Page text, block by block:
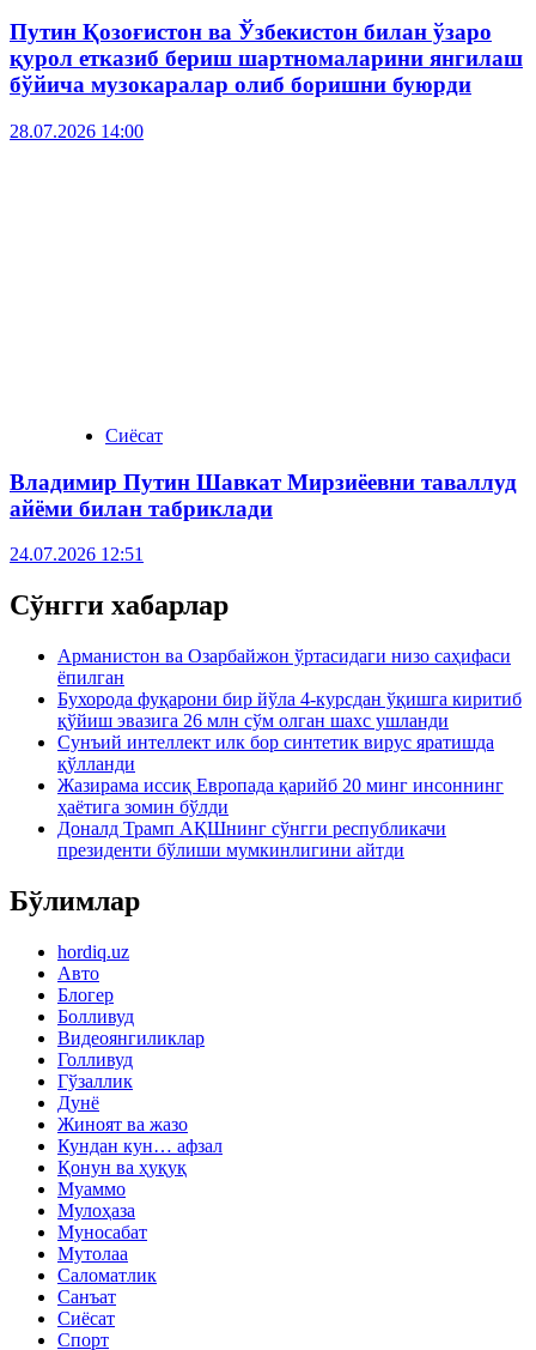
Путин Қозоғистон ва Ўзбекистон билан ўзаро
қурол етказиб бериш шартномаларини янгилаш
бўйича музокаралар олиб боришни буюрди
28.07.2026 14:00
Сиёсат
Владимир Путин Шавкат Мирзиёевни таваллуд
айёми билан табриклади
24.07.2026 12:51
Сўнгги хабарлар
Арманистон ва Озарбайжон ўртасидаги низо саҳифаси
ёпилган
Бухорода фуқарони бир йўла 4-курсдан ўқишга киритиб
қўйиш эвазига 26 млн сўм олган шахс ушланди
Сунъий интеллект илк бор синтетик вирус яратишда
қўлланди
Жазирама иссиқ Европада қарийб 20 минг инсоннинг
ҳаётига зомин бўлди
Доналд Трамп АҚШнинг сўнгги республикачи
президенти бўлиши мумкинлигини айтди
Бўлимлар
hordiq.uz
Авто
Блогер
Болливуд
Видеоянгиликлар
Голливуд
Гўзаллик
Дунё
Жиноят ва жазо
Кундан кун… афзал
Қонун ва ҳуқуқ
Муаммо
Мулоҳаза
Муносабат
Мутолаа
Саломатлик
Санъат
Сиёсат
Спорт